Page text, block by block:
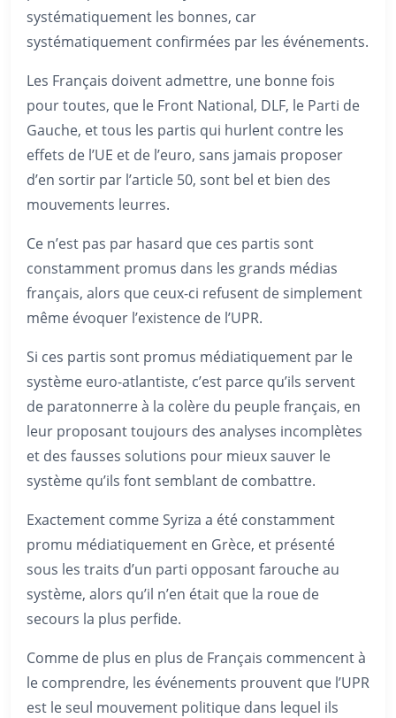
systématiquement les bonnes, car
systématiquement confirmées par les événements.
Les Français doivent admettre, une bonne fois
pour toutes, que le Front National, DLF, le Parti de
Gauche, et tous les partis qui hurlent contre les
effets de l’UE et de l’euro, sans jamais proposer
d’en sortir par l’article 50, sont bel et bien des
mouvements leurres.
Ce n’est pas par hasard que ces partis sont
constamment promus dans les grands médias
français, alors que ceux-ci refusent de simplement
même évoquer l’existence de l’UPR.
Si ces partis sont promus médiatiquement par le
système euro-atlantiste, c’est parce qu’ils servent
de paratonnerre à la colère du peuple français, en
leur proposant toujours des analyses incomplètes
et des fausses solutions pour mieux sauver le
système qu’ils font semblant de combattre.
Exactement comme Syriza a été constamment
promu médiatiquement en Grèce, et présenté
sous les traits d’un parti opposant farouche au
système, alors qu’il n’en était que la roue de
secours la plus perfide.
Comme de plus en plus de Français commencent à
le comprendre, les événements prouvent que l’UPR
est le seul mouvement politique dans lequel ils